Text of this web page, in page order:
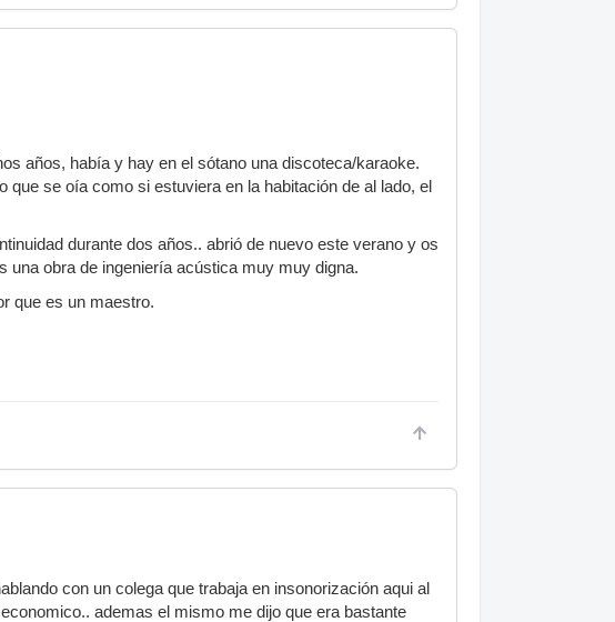
años, había y hay en el sótano una discoteca/karaoke.
se oía como si estuviera en la habitación de al lado, el
durante dos años.. abrió de nuevo este verano y os
una obra de ingeniería acústica muy muy digna.
que es un maestro.
con un colega que trabaja en insonorización aqui al
ademas el mismo me dijo que era bastante